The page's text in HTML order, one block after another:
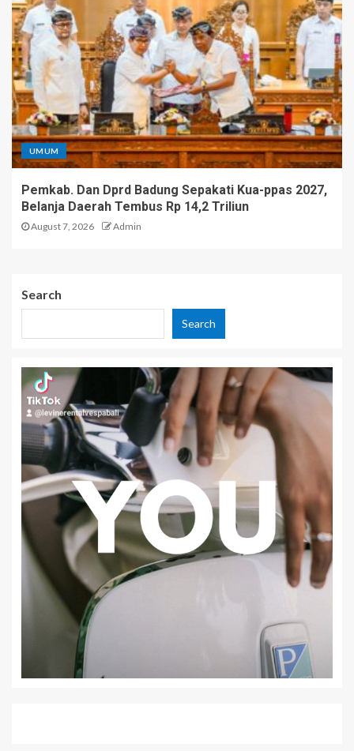
UMUM
Pemkab. Dan Dprd Badung Sepakati Kua-ppas 2027,
Belanja Daerah Tembus Rp 14,2 Triliun
August 7, 2026 Admin
Search
Search